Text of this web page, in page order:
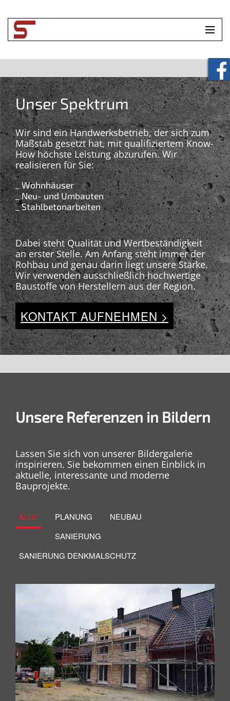
UNTERNEHMEN
LEISTUNGEN
TOOLBOX
KONTAKT
Unser Spektrum
Wir sind ein Handwerksbetrieb, der sich zum
Maßstab gesetzt hat, mit qualifiziertem Know-
How höchste Leistung abzurufen. Wir
realisieren für Sie:
_ Wohnhäuser
_ Neu- und Umbauten
_ Stahlbetonarbeiten
Dabei steht Qualität und Wertbeständigkeit
an erster Stelle. Am Anfang steht immer der
Rohbau und genau darin liegt unsere Stärke.
Wir verwenden ausschließlich hochwertige
Baustoffe von Herstellern aus der Region.
KONTAKT AUFNEHMEN >
Unsere Referenzen in Bildern
Lassen Sie sich von unserer Bildergalerie
inspirieren. Sie bekommen einen Einblick in
aktuelle, interessante und moderne
Bauprojekte.
ALLE PLANUNG
NEUBAU
SANIERUNG
SANIERUNG DENKMALSCHUTZ